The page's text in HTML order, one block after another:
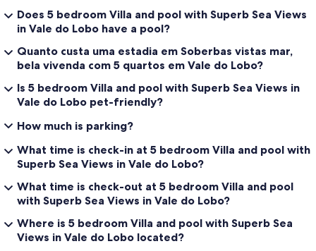
Does 5 bedroom Villa and pool with Superb Sea Views
in Vale do Lobo have a pool?
Quanto custa uma estadia em Soberbas vistas mar,
bela vivenda com 5 quartos em Vale do Lobo?
Is 5 bedroom Villa and pool with Superb Sea Views in
Vale do Lobo pet-friendly?
How much is parking?
What time is check-in at 5 bedroom Villa and pool with
Superb Sea Views in Vale do Lobo?
What time is check-out at 5 bedroom Villa and pool
with Superb Sea Views in Vale do Lobo?
Where is 5 bedroom Villa and pool with Superb Sea
Views in Vale do Lobo located?